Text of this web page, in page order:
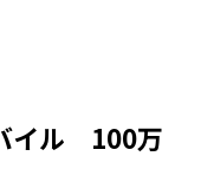
イル 100万